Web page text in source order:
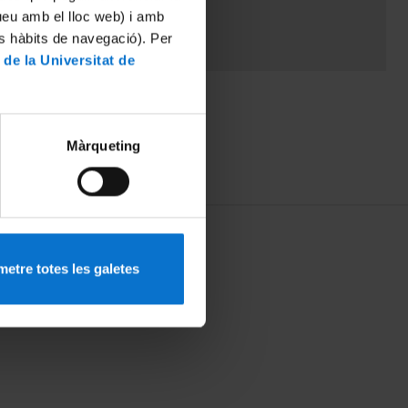
amb el lloc web) i amb
hàbits de navegació). Per
la Universitat de
Màrqueting
totes les galetes